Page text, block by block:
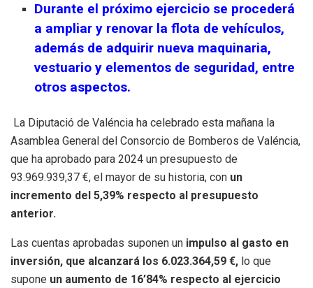
Durante el próximo ejercicio se procederá
a ampliar y renovar la flota de vehículos,
además de adquirir nueva maquinaria,
vestuario y elementos de seguridad, entre
otros aspectos.
La Diputació de Valéncia ha celebrado esta mañana la
Asamblea General del Consorcio de Bomberos de Valéncia,
que ha aprobado para 2024 un presupuesto de
93.969.939,37 €, el mayor de su historia, con un
incremento del 5,39% respecto al presupuesto
anterior.
Las cuentas aprobadas suponen un impulso al gasto en
inversión, que alcanzará los 6.023.364,59 €, lo que
supone un aumento de 16’84% respecto al ejercicio